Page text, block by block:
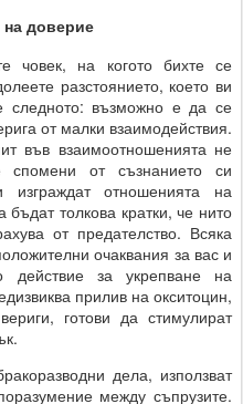
на доверие
човек, на когото бихте се
разстоянието, което ви
следното: възможно е да се
от малки взаимодействия.
във взаимоотношенията не
спомени от съзнанието си
изграждат отношенията на
толкова кратки, че нито
от предателство. Всяка
очаквания за вас и
действие за укрепване на
прилив на окситоцин,
готови да стимулират
дела, използват
между съпрузите.